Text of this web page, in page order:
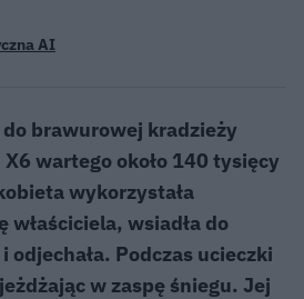
AI
do brawurowej kradzieży
wartego około 140 tysięcy
wykorzystała
wsiadła do
odjechała. Podczas ucieczki
w zaspę śniegu. Jej